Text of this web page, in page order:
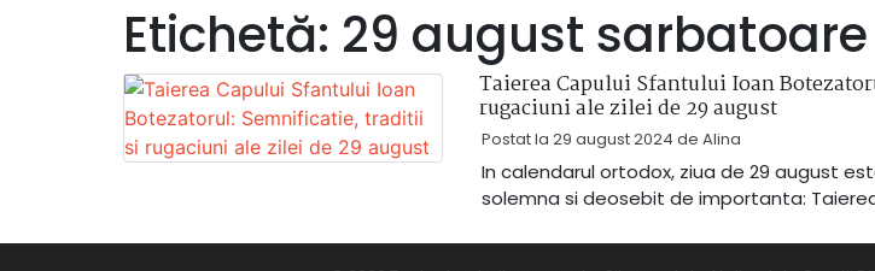
Etichetă: 29 august
Taierea Capului Sfantului Ioan
rugaciuni ale zilei de 29 august
Postat la 29 august 2024 de Alina
In calendarul ortodox, ziua de 29 august
solemna si deosebit de importanta: